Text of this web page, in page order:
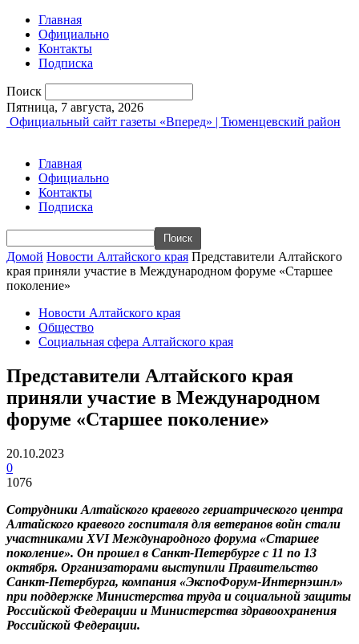
Главная
Официально
Контакты
Подписка
Поиск
Пятница, 7 августа, 2026
Официальный сайт газеты «Вперед» | Тюменцевский район
Главная
Официально
Контакты
Подписка
Домой Новости Алтайского края Представители Алтайского
края приняли участие в Международном форуме «Старшее
поколение»
Новости Алтайского края
Общество
Социальная сфера Алтайского края
Представители Алтайского края
приняли участие в Международном
форуме «Старшее поколение»
20.10.2023
0
1076
Сотрудники Алтайского краевого гериатрического центра
Алтайского краевого госпиталя для ветеранов войн стали
участниками XVI Международного форума «Старшее
поколение». Он прошел в Санкт-Петербурге с 11 по 13
октября. Организаторами выступили Правительство
Санкт-Петербурга, компания «ЭкспоФорум-Интернэшнл»
при поддержке Министерства труда и социальной защиты
Российской Федерации и Министерства здравоохранения
Российской Федерации.